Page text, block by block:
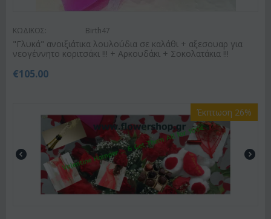
ΚΩΔΙΚΟΣ: Birth47
"Γλυκά" ανοιξιάτικα λουλούδια σε καλάθι + αξεσουαρ για
νεογέννητο κοριτσάκι !!! + Αρκουδάκι + Σοκολατάκια !!!
€105.00
Έκπτωση 26%